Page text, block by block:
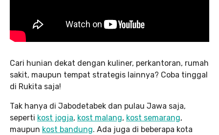
Cari hunian dekat dengan kuliner, perkantoran, rumah
sakit, maupun tempat strategis lainnya? Coba tinggal
di Rukita saja!
Tak hanya di Jabodetabek dan pulau Jawa saja,
seperti kost jogja, kost malang, kost semarang,
maupun kost bandung. Ada juga di beberapa kota